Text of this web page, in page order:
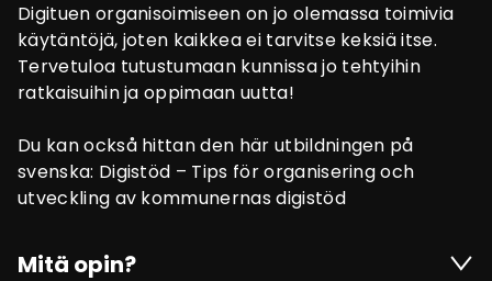
Digituen organisoimiseen on jo olemassa toimivia
käytäntöjä, joten kaikkea ei tarvitse keksiä itse.
Tervetuloa tutustumaan kunnissa jo tehtyihin
ratkaisuihin ja oppimaan uutta!
Du kan också hittan den här utbildningen på
svenska: Digistöd – Tips för organisering och
utveckling av kommunernas digistöd
Mitä opin?